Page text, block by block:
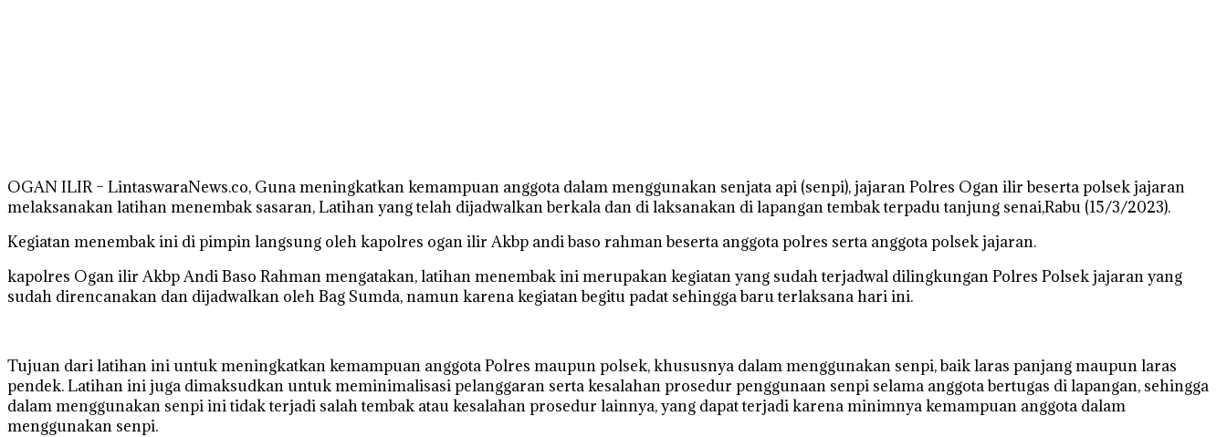
OGAN ILIR – LintaswaraNews.co, Guna meningkatkan kemampuan anggota dalam menggunakan senjata api (senpi), jajaran Polres Ogan ilir beserta polsek jajaran
melaksanakan latihan menembak sasaran, Latihan yang telah dijadwalkan berkala dan di laksanakan di lapangan tembak terpadu tanjung senai,Rabu (15/3/2023).
Kegiatan menembak ini di pimpin langsung oleh kapolres ogan ilir Akbp andi baso rahman beserta anggota polres serta anggota polsek jajaran.
kapolres Ogan ilir Akbp Andi Baso Rahman mengatakan, latihan menembak ini merupakan kegiatan yang sudah terjadwal dilingkungan Polres Polsek jajaran yang
sudah direncanakan dan dijadwalkan oleh Bag Sumda, namun karena kegiatan begitu padat sehingga baru terlaksana hari ini.
Tujuan dari latihan ini untuk meningkatkan kemampuan anggota Polres maupun polsek, khususnya dalam menggunakan senpi, baik laras panjang maupun laras
pendek. Latihan ini juga dimaksudkan untuk meminimalisasi pelanggaran serta kesalahan prosedur penggunaan senpi selama anggota bertugas di lapangan, sehingga
dalam menggunakan senpi ini tidak terjadi salah tembak atau kesalahan prosedur lainnya, yang dapat terjadi karena minimnya kemampuan anggota dalam
menggunakan senpi.